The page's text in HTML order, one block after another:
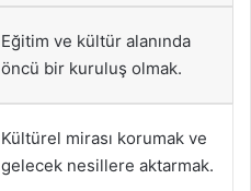
Eğitim ve kültür alanında
öncü bir kuruluş olmak.
Kültürel mirası korumak ve
gelecek nesillere aktarmak.